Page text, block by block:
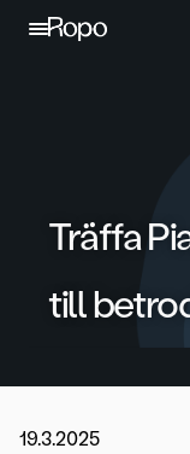
Hoppa till innehållet
Träffa
till
19.3.2025